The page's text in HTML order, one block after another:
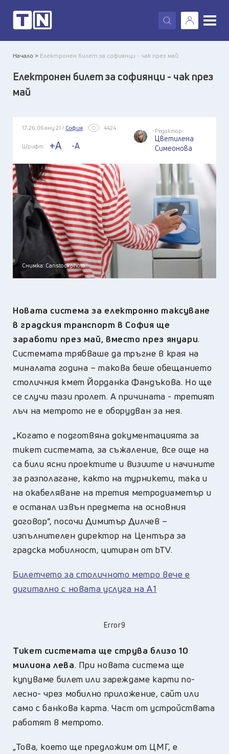
X
Начало > Електронен билет за софиянци - чак през май
Електронен билет за софиянци - чак през
май
17:26, 06 яну 21 / София 4424
Шрифт: +A -A
Редактор:
Цветилена
Симеонова
Снимка: Canstockphoto
Новата система за електронно таксуване
в градския транспорт в София ще
заработи през май, вместо през януари.
Системата трябваше да тръгне в края на
миналата година – такова беше обещанието
столичния кмет Йорданка Фандъкова. Но ще
се случи тази пролет. А причината - третият
лъч на метрото не е оборудван за нея.
„Когато е подготвяна документацията за
тикет системата, за съжаление, все още на
са били ясни проектите и визиите и начините
за разполагане, както на турникети, така и
на окабеляване на третия метродиаметър и
е останал извън предмета на основния
договор“, посочи Димитър Дилчев –
изпълнителен директор на Центъра за
градска мобилност, цитиран от bTV.
Билетчето за столичното метро вече е
дигитално с новата услуга на А1
Error9
Тикет системата ще струва близо 10
милиона лева. При новата система ще
купуваме билет или зареждаме карти по-
лесно- чрез мобилно приложение, сайт или
само с банкова карта. Част от устройствата
работят в метрото.
„Това, което ще предложим от ЦМГ, е